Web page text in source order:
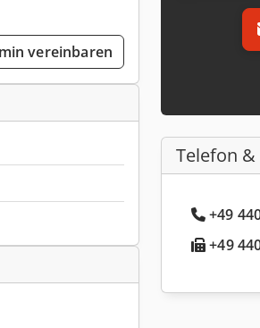
vereinbaren
Telefon &
+49
+49